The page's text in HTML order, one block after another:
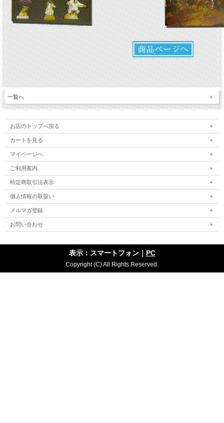
一覧へ
お店のトップへ戻る
カートを見る
マイページへ
ご利用案内
特定商取引法表示
個人情報の取扱い
メルマガ登録
お問い合わせ
表示：スマートフォン｜ PC
Copyright (C) All Rights Reserved.